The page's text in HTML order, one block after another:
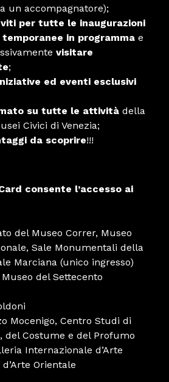
un accompagnatore);
per tutte le inaugurazioni
in programma e
visitare
;
ed eventi esclusivi
su tutte le attività della
Civici di Venezia;
da scoprire!!!
consente l’accesso ai
del Museo Correr, Museo
Sale Monumentali della
Marciana (unico ingresso)
Museo del Settecento
Mocenigo, Centro Studi di
del Costume e del Profumo
Internazionale d’Arte
Orientale